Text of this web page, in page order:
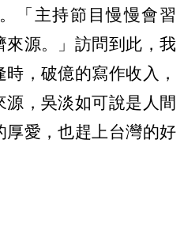
「主持節目慢慢會習
來源。」訪問到此，我
，破億的寫作收入，
源，吳淡如可說是人間
厚愛，也趕上台灣的好